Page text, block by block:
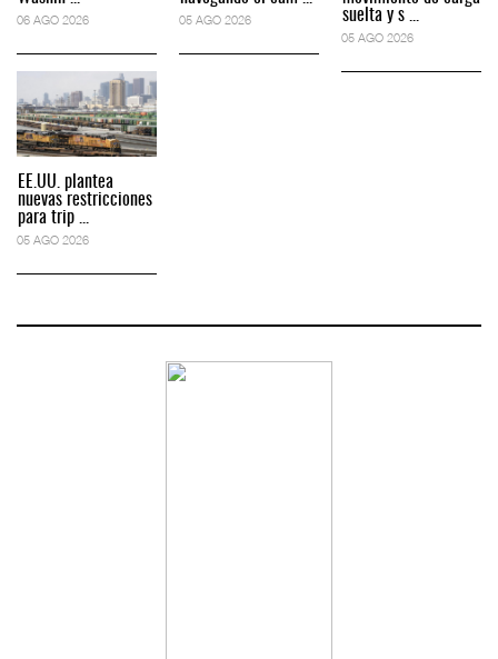
06 AGO 2026
EE.UU. plantea
nuevas restricciones
para trip ...
05 AGO 2026
05 AGO 2026
suelta y s ...
05 AGO 2026